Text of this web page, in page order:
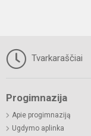
Tvarkaraščiai
Progimnazija
Apie progimnaziją
Ugdymo aplinka